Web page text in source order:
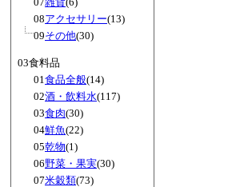
08アクセサリー(13)
09その他(30)
03食料品
01 食品全般(14)
02酒・飲料水(117)
03食肉(30)
04鮮魚(22)
05乾物(1)
06野菜・果実(30)
07米穀類(73)